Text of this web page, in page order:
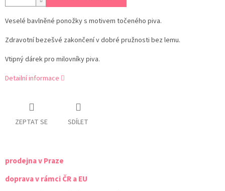
Veselé bavlněné ponožky s motivem točeného piva.
Zdravotní bezešvé zakončení v dobré pružnosti bez lemu.
Vtipný dárek pro milovníky piva.
Detailní informace
ZEPTAT SE SDÍLET
prodejna v Praze
doprava v rámci ČR a EU